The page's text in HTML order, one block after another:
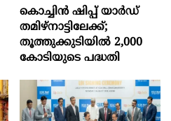
കൊച്ചിന്‍ ഷിപ്പ് യാർഡ്
തമിഴ്നാട്ടിലേക്ക്;
തൂത്തുക്കുടിയിൽ 2,000
കോടിയുടെ പദ്ധതി